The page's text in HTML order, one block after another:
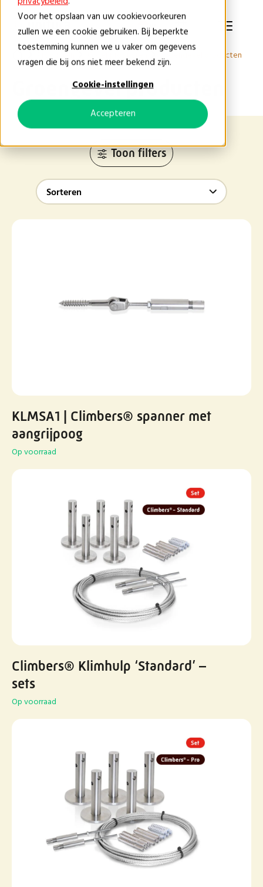
Voor het opslaan van uw cookievoorkeuren
zullen we een cookie gebruiken. Bij beperkte
toestemming kunnen we u vaker om gegevens
vragen die bij ons niet meer bekend zijn.
Cookie-instellingen
Accepteren
NL
Producten Groenproducten Groengevel producten
Groengevel producten
Toon filters
KLMSA1 | Climbers® spanner met
aangrijpoog
Op voorraad
Climbers® Klimhulp ‘Standard’ –
sets
Op voorraad